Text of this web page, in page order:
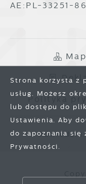
AE:PL-33251-
Polityka
Odwiedzin:
Strona korzysta z
usług. Możesz
lub dostępu do
Ustawienia. Aby
do zapoznania się
Prywatności.